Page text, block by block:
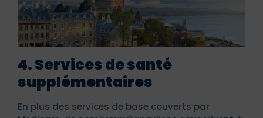
4. Services de santé
supplémentaires
En plus des services de base couverts par